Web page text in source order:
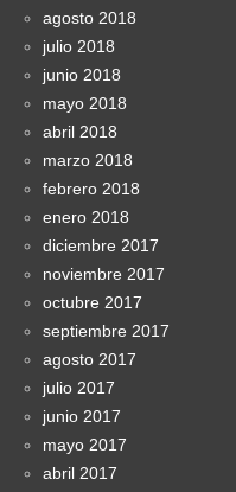
agosto 2018
julio 2018
junio 2018
mayo 2018
abril 2018
marzo 2018
febrero 2018
enero 2018
diciembre 2017
noviembre 2017
octubre 2017
septiembre 2017
agosto 2017
julio 2017
junio 2017
mayo 2017
abril 2017